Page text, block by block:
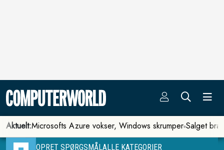
Aktuelt:Microsofts Azure vokser, Windows skrumper Salget
OPRET SPØRGSMÅLALLE KATEGORIER